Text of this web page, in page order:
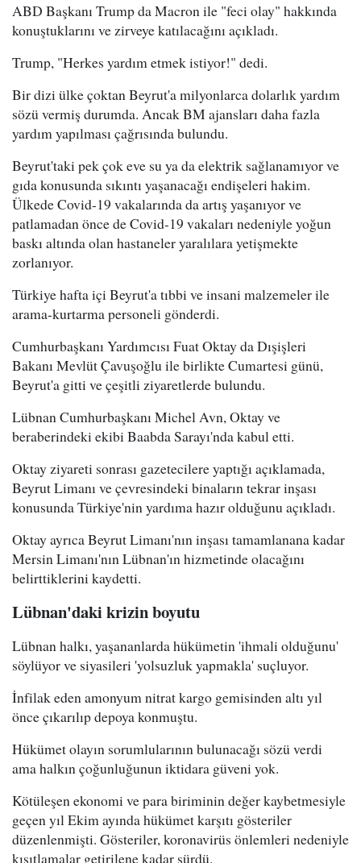
ABD Başkanı Trump da Macron ile "feci olay" hakkında
konuştuklarını ve zirveye katılacağını açıkladı.
Trump, "Herkes yardım etmek istiyor!" dedi.
Bir dizi ülke çoktan Beyrut'a milyonlarca dolarlık yardım
sözü vermiş durumda. Ancak BM ajansları daha fazla
yardım yapılması çağrısında bulundu.
Beyrut'taki pek çok eve su ya da elektrik sağlanamıyor ve
gıda konusunda sıkıntı yaşanacağı endişeleri hakim.
Ülkede Covid-19 vakalarında da artış yaşanıyor ve
patlamadan önce de Covid-19 vakaları nedeniyle yoğun
baskı altında olan hastaneler yaralılara yetişmekte
zorlanıyor.
Türkiye hafta içi Beyrut'a tıbbi ve insani malzemeler ile
arama-kurtarma personeli gönderdi.
Cumhurbaşkanı Yardımcısı Fuat Oktay da Dışişleri
Bakanı Mevlüt Çavuşoğlu ile birlikte Cumartesi günü,
Beyrut'a gitti ve çeşitli ziyaretlerde bulundu.
Lübnan Cumhurbaşkanı Michel Avn, Oktay ve
beraberindeki ekibi Baabda Sarayı'nda kabul etti.
Oktay ziyareti sonrası gazetecilere yaptığı açıklamada,
Beyrut Limanı ve çevresindeki binaların tekrar inşası
konusunda Türkiye'nin yardıma hazır olduğunu açıkladı.
Oktay ayrıca Beyrut Limanı'nın inşası tamamlanana kadar
Mersin Limanı'nın Lübnan'ın hizmetinde olacağını
belirttiklerini kaydetti.
Lübnan'daki krizin boyutu
Lübnan halkı, yaşananlarda hükümetin 'ihmali olduğunu'
söylüyor ve siyasileri 'yolsuzluk yapmakla' suçluyor.
İnfilak eden amonyum nitrat kargo gemisinden altı yıl
önce çıkarılıp depoya konmuştu.
Hükümet olayın sorumlularının bulunacağı sözü verdi
ama halkın çoğunluğunun iktidara güveni yok.
Kötüleşen ekonomi ve para biriminin değer kaybetmesiyle
geçen yıl Ekim ayında hükümet karşıtı gösteriler
düzenlenmişti. Gösteriler, koronavirüs önlemleri nedeniyle
kısıtlamalar getirilene kadar sürdü.